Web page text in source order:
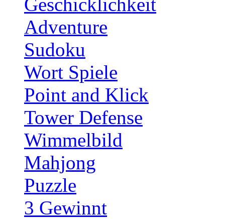
Adventure
Sudoku
Wort Spiele
Point and Klick
Tower Defense
Wimmelbild
Mahjong
Puzzle
3 Gewinnt